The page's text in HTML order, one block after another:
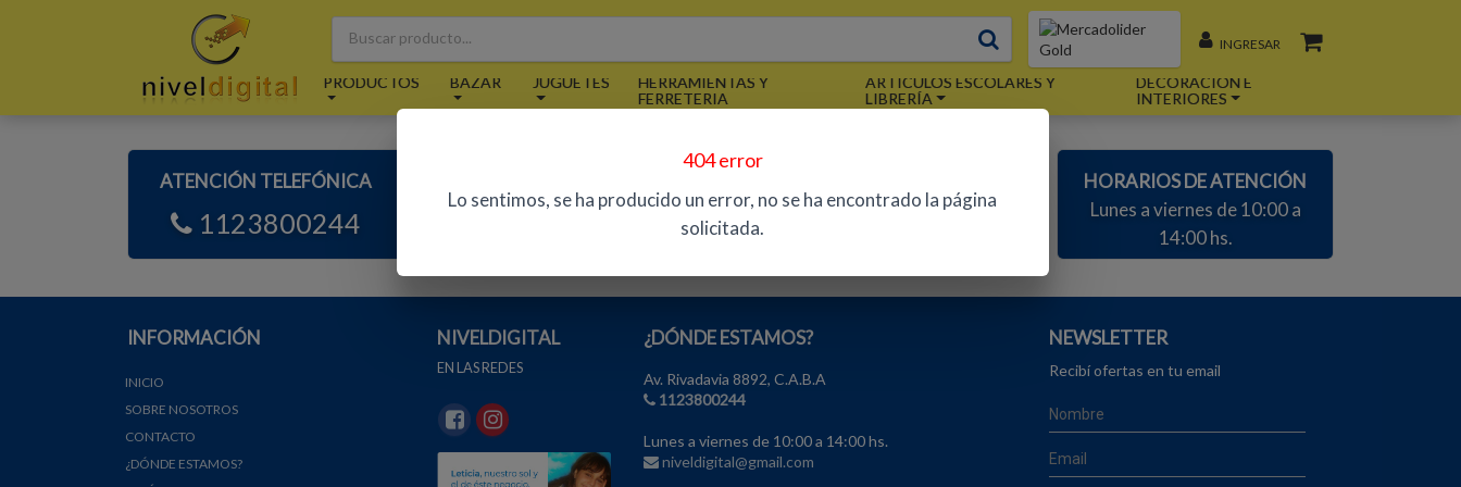
INGRESAR
PRODUCTOS BAZAR JUGUETES
HERRAMIENTAS Y
FERRETERIA
ARTÍCULOS ESCOLARES Y
LIBRERÍA
DECORACIÓN E
INTERIORES
404 error
Lo sentimos, se ha producido un error, no se ha encontrado la página
solicitada.
ATENCIÓN TELEFÓNICA
1123800244
niveldigital@gmail.com
niveldigital@gmail.com
HORARIOS DE ATENCIÓN
Lunes a viernes de 10:00 a
14:00 hs.
INFORMACIÓN
INICIO
SOBRE NOSOTROS
CONTACTO
¿DÓNDE ESTAMOS?
NIVELDIGITAL
EN LAS REDES
¿DÓNDE ESTAMOS?
Av. Rivadavia 8892, C.A.B.A
1123800244
Lunes a viernes de 10:00 a 14:00 hs.
niveldigital@gmail.com
NEWSLETTER
Recibí ofertas en tu email